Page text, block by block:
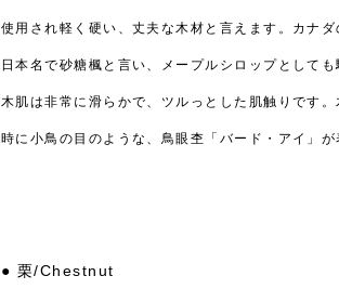
使用され軽く硬い、丈夫な木材と言えます。カナダ
日本名で砂糖楓と言い、メープルシロップとしても
木肌は非常に滑らかで、ツルっとした肌触りです。
時に小鳥の目のような、鳥眼杢「バード・アイ」が
● 栗/Chestnut